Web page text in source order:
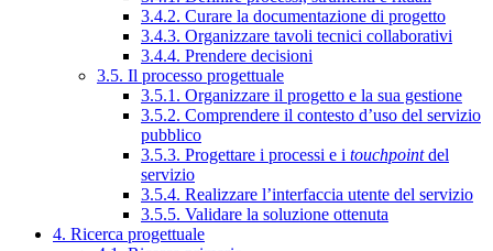
3.4.2. Curare la documentazione di progetto
3.4.3. Organizzare tavoli tecnici collaborativi
3.4.4. Prendere decisioni
3.5. Il processo progettuale
3.5.1. Organizzare il progetto e la sua gestione
3.5.2. Comprendere il contesto d’uso del servizio
pubblico
3.5.3. Progettare i processi e i touchpointdel
servizio
3.5.4. Realizzare l’interfaccia utente del servizio
3.5.5. Validare la soluzione ottenuta
4. Ricerca progettuale